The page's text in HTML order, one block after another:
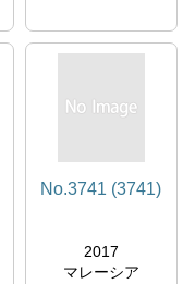
No.3741 (3741)
2017
マレーシア